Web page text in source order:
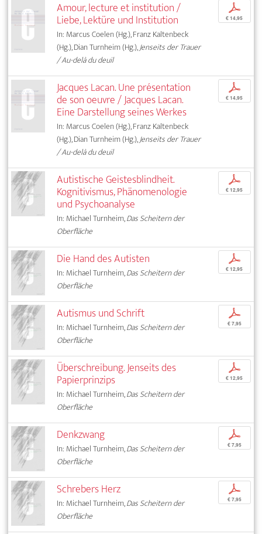
Amour, lecture et institution /
Liebe, Lektüre und Institution
In: Marcus Coelen (Hg.), Franz Kaltenbeck
(Hg.), Dian Turnheim (Hg.),Jenseits der Trauer
/ Au-delà du deuil
p
€ 14,95
Jacques Lacan. Une présentation
de son oeuvre / Jacques Lacan.
Eine Darstellung seines Werkes
In: Marcus Coelen (Hg.), Franz Kaltenbeck
(Hg.), Dian Turnheim (Hg.),Jenseits der Trauer
/ Au-delà du deuil
p
€ 14,95
Autistische Geistesblindheit.
Kognitivismus, Phänomenologie
und Psychoanalyse
In: Michael Turnheim,Das Scheitern der
Oberfläche
p
€ 12,95
Die Hand des Autisten
In: Michael Turnheim,Das Scheitern der
Oberfläche
p
€ 12,95
Autismus und Schrift
In: Michael Turnheim,Das Scheitern der
Oberfläche
p
€ 7,95
Überschreibung. Jenseits des
Papierprinzips
In: Michael Turnheim,Das Scheitern der
Oberfläche
p
€ 12,95
Denkzwang
In: Michael Turnheim,Das Scheitern der
Oberfläche
p
€ 7,95
Schrebers Herz
In: Michael Turnheim,Das Scheitern der
Oberfläche
p
€ 7,95